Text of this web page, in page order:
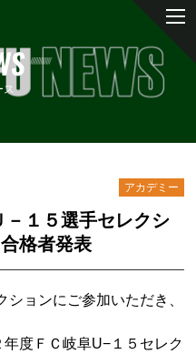
ス
アカデミー
－１５選手セレクシ
格者発表
ションにご参加いただき、
年度ＦＣ岐阜U−１５セレク